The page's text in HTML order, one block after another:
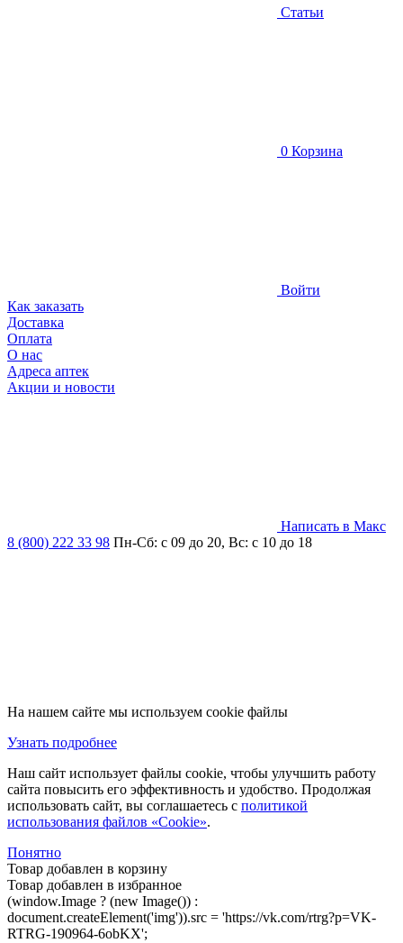
Статьи
0 Корзина
Войти
Как заказать
Доставка
Оплата
О нас
Адреса аптек
Акции и новости
Написать в Макс
8 (800) 222 33 98 Пн-Сб: с 09 до 20, Вс: с 10 до 18
На нашем сайте мы используем cookie файлы
Узнать подробнее
Наш сайт использует файлы cookie, чтобы улучшить работу
сайта повысить его эффективность и удобство. Продолжая
использовать сайт, вы соглашаетесь с политикой
использования файлов «Cookie».
Понятно
Товар добавлен в корзину
Товар добавлен в избранное
(window.Image ? (new Image()) :
document.createElement('img')).src = 'https://vk.com/rtrg?p=VK-
RTRG-190964-6obKX';